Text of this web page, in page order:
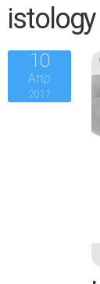
istology
10
Απρ
2017